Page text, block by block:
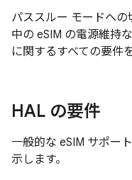
パススルー モードへ
中の eSIM の電源維持
に関するすべての要件
HAL の要件
一般的な eSIM サポー
示します。